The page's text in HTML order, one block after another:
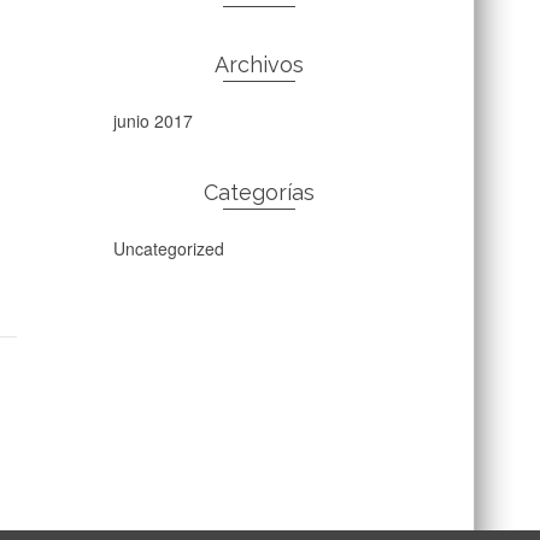
Archivos
junio 2017
Categorías
Uncategorized